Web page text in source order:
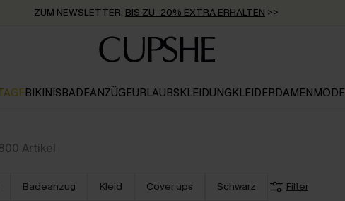
ZUM NEWSLETTER: BIS ZU -20% EXTRA ERHALTEN >>
KOSTENLOSER VERSAND AB 89 €
BIKINISBADEANZÜGEURLAUBSKLEIDUNGKLEIDERDAMENMODE
Artikel
Badeanzug Kleid Cover ups Schwarz Filter